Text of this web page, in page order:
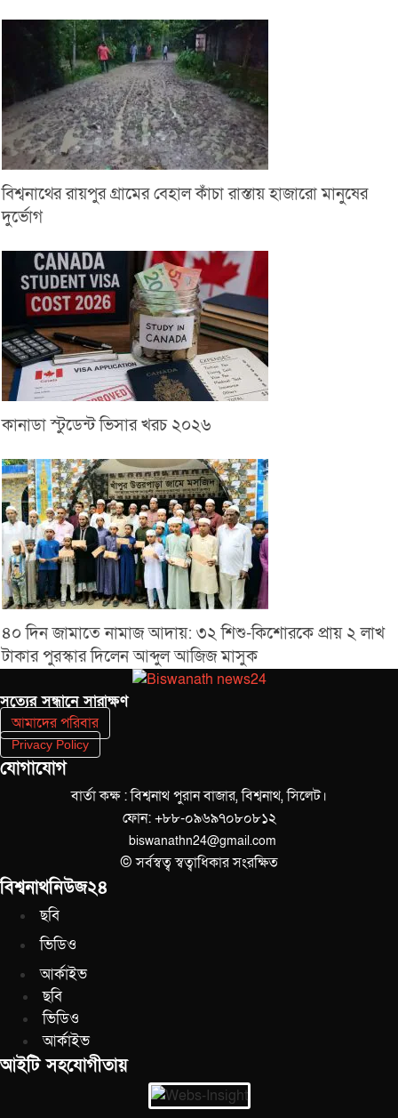
বিশ্বনাথের রায়পুর গ্রামের বেহাল কাঁচা রাস্তায় হাজারো মানুষের
দুর্ভোগ
কানাডা স্টুডেন্ট ভিসার খরচ ২০২৬
৪০ দিন জামাতে নামাজ আদায়: ৩২ শিশু-কিশোরকে প্রায় ২ লাখ
টাকার পুরস্কার দিলেন আব্দুল আজিজ মাসুক
সত‌্যের সন্ধানে সারাক্ষণ
আমাদের পরিবার
Privacy Policy
যোগাযোগ
বার্তা কক্ষ : বিশ্বনাথ পুরান বাজার, বিশ্বনাথ, সিলেট।
ফোন: +৮৮-০৯৬৯৭০৮০৮১২
biswanathn24@gmail.com
© সর্বস্বত্ব স্বত্বাধিকার সংরক্ষিত
বিশ্বনাথনিউজ২৪
ছবি
ভিডিও
আর্কাইভ
ছবি
ভিডিও
আর্কাইভ
আইটি সহযোগীতায়